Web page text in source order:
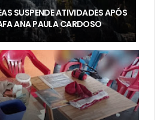
SUSPENDE ATIVIDADES APÓS
ANA PAULA CARDOSO